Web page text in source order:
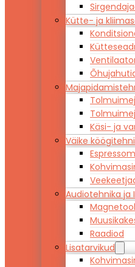
Kütte- ja
Käsi- ja
Väike
Audiotehnika ja
Raadiod
Lisatarvikud